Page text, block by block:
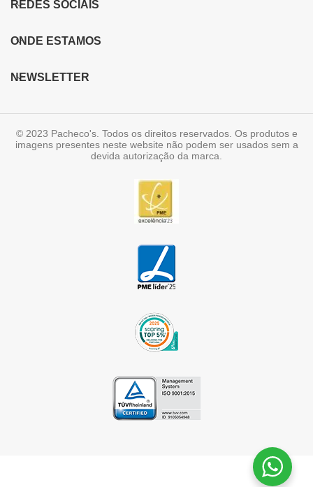
REDES SOCIAIS
ONDE ESTAMOS
NEWSLETTER
© 2023 Pacheco's. Todos os direitos reservados. Os produtos e
imagens presentes neste website não podem ser usados sem a
devida autorização da marca.